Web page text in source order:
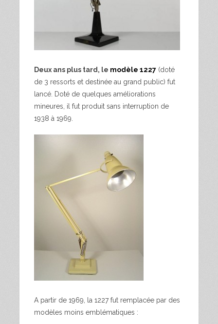
Deux ans plus tard, le modèle 1227 (doté
de 3 ressorts et destinée au grand public) fut
lancé. Doté de quelques améliorations
mineures, il fut produit sans interruption de
1938 à 1969.
A partir de 1969, la 1227 fut remplacée par des
modèles moins emblématiques :